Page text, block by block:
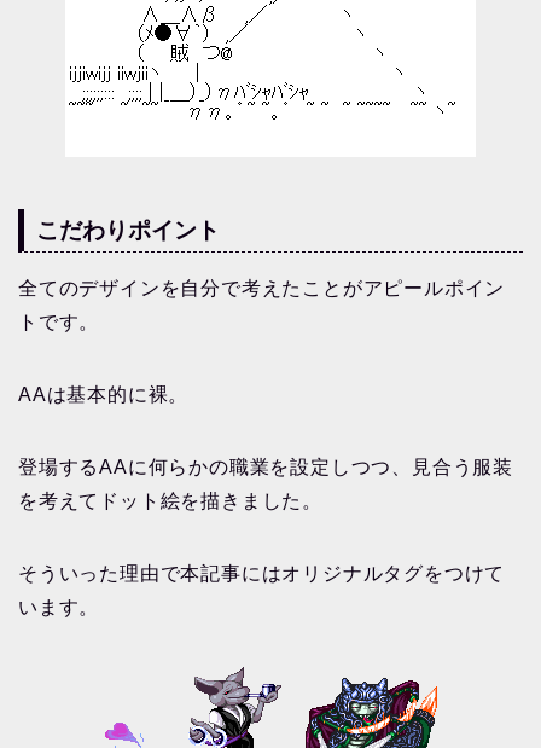
こだわりポイント
全てのデザインを自分で考えたことがアピールポイン
トです。
AAは基本的に裸。
登場するAAに何らかの職業を設定しつつ、見合う服装
を考えてドット絵を描きました。
そういった理由で本記事にはオリジナルタグをつけて
います。